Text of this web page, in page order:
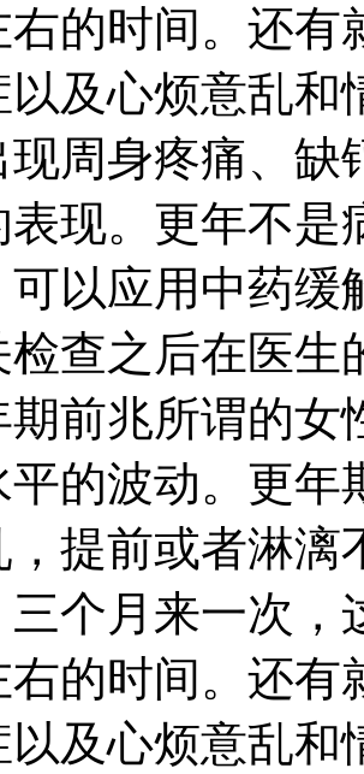
右的时间。还有
以及心烦意乱和
现周身疼痛、
表现。更年不是
可以应用中药
检查之后在医生
前兆所谓的女
的波动。更年
，提前或者淋
个月来一次，
右的时间。还有
以及心烦意乱和